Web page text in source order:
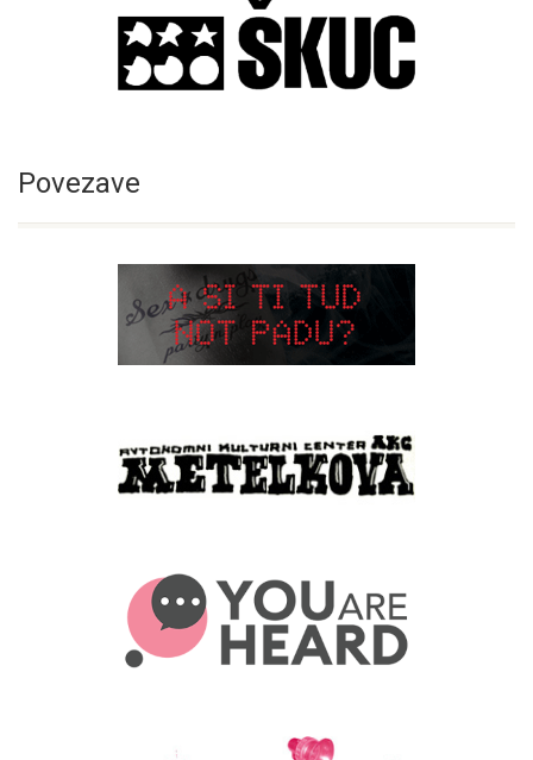
Povezave